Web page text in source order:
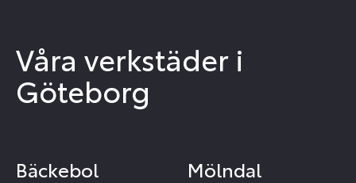
Våra verkstäder i
Göteborg
Bäckebol Mölndal